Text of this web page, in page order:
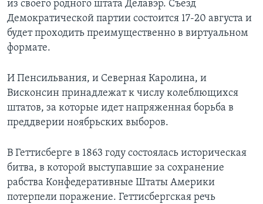
из своего родного штата Делавэр. Съезд
Демократической партии состоится 17-20 августа и
будет проходить преимущественно в виртуальном
формате.
И Пенсильвания, и Северная Каролина, и
Висконсин принадлежат к числу колеблющихся
штатов, за которые идет напряженная борьба в
преддверии ноябрьских выборов.
В Геттисберге в 1863 году состоялась историческая
битва, в которой выступавшие за сохранение
рабства Конфедеративные Штаты Америки
потерпели поражение. Геттисбергская речь